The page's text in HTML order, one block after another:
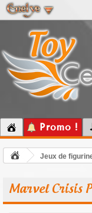
Promo !
Jeux de
Marvel Crisis